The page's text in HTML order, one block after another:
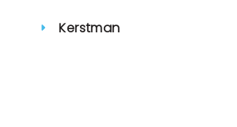
Kerstman